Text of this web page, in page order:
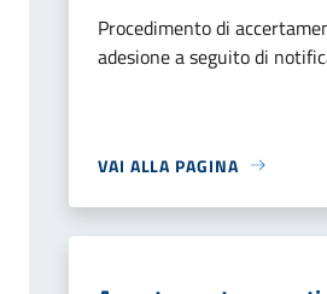
Procedimento di
adesione a seguito di
VAI ALLA PAGINA